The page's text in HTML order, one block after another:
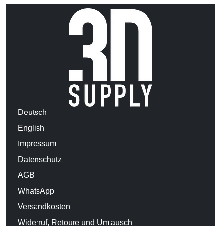
Deutsch
English
Impressum
Datenschutz
AGB
WhatsApp
Versandkosten
Widerruf, Retoure und Umtausch